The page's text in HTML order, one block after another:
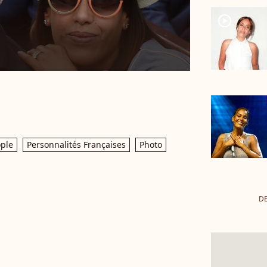
Personnalités Françaises
Photo